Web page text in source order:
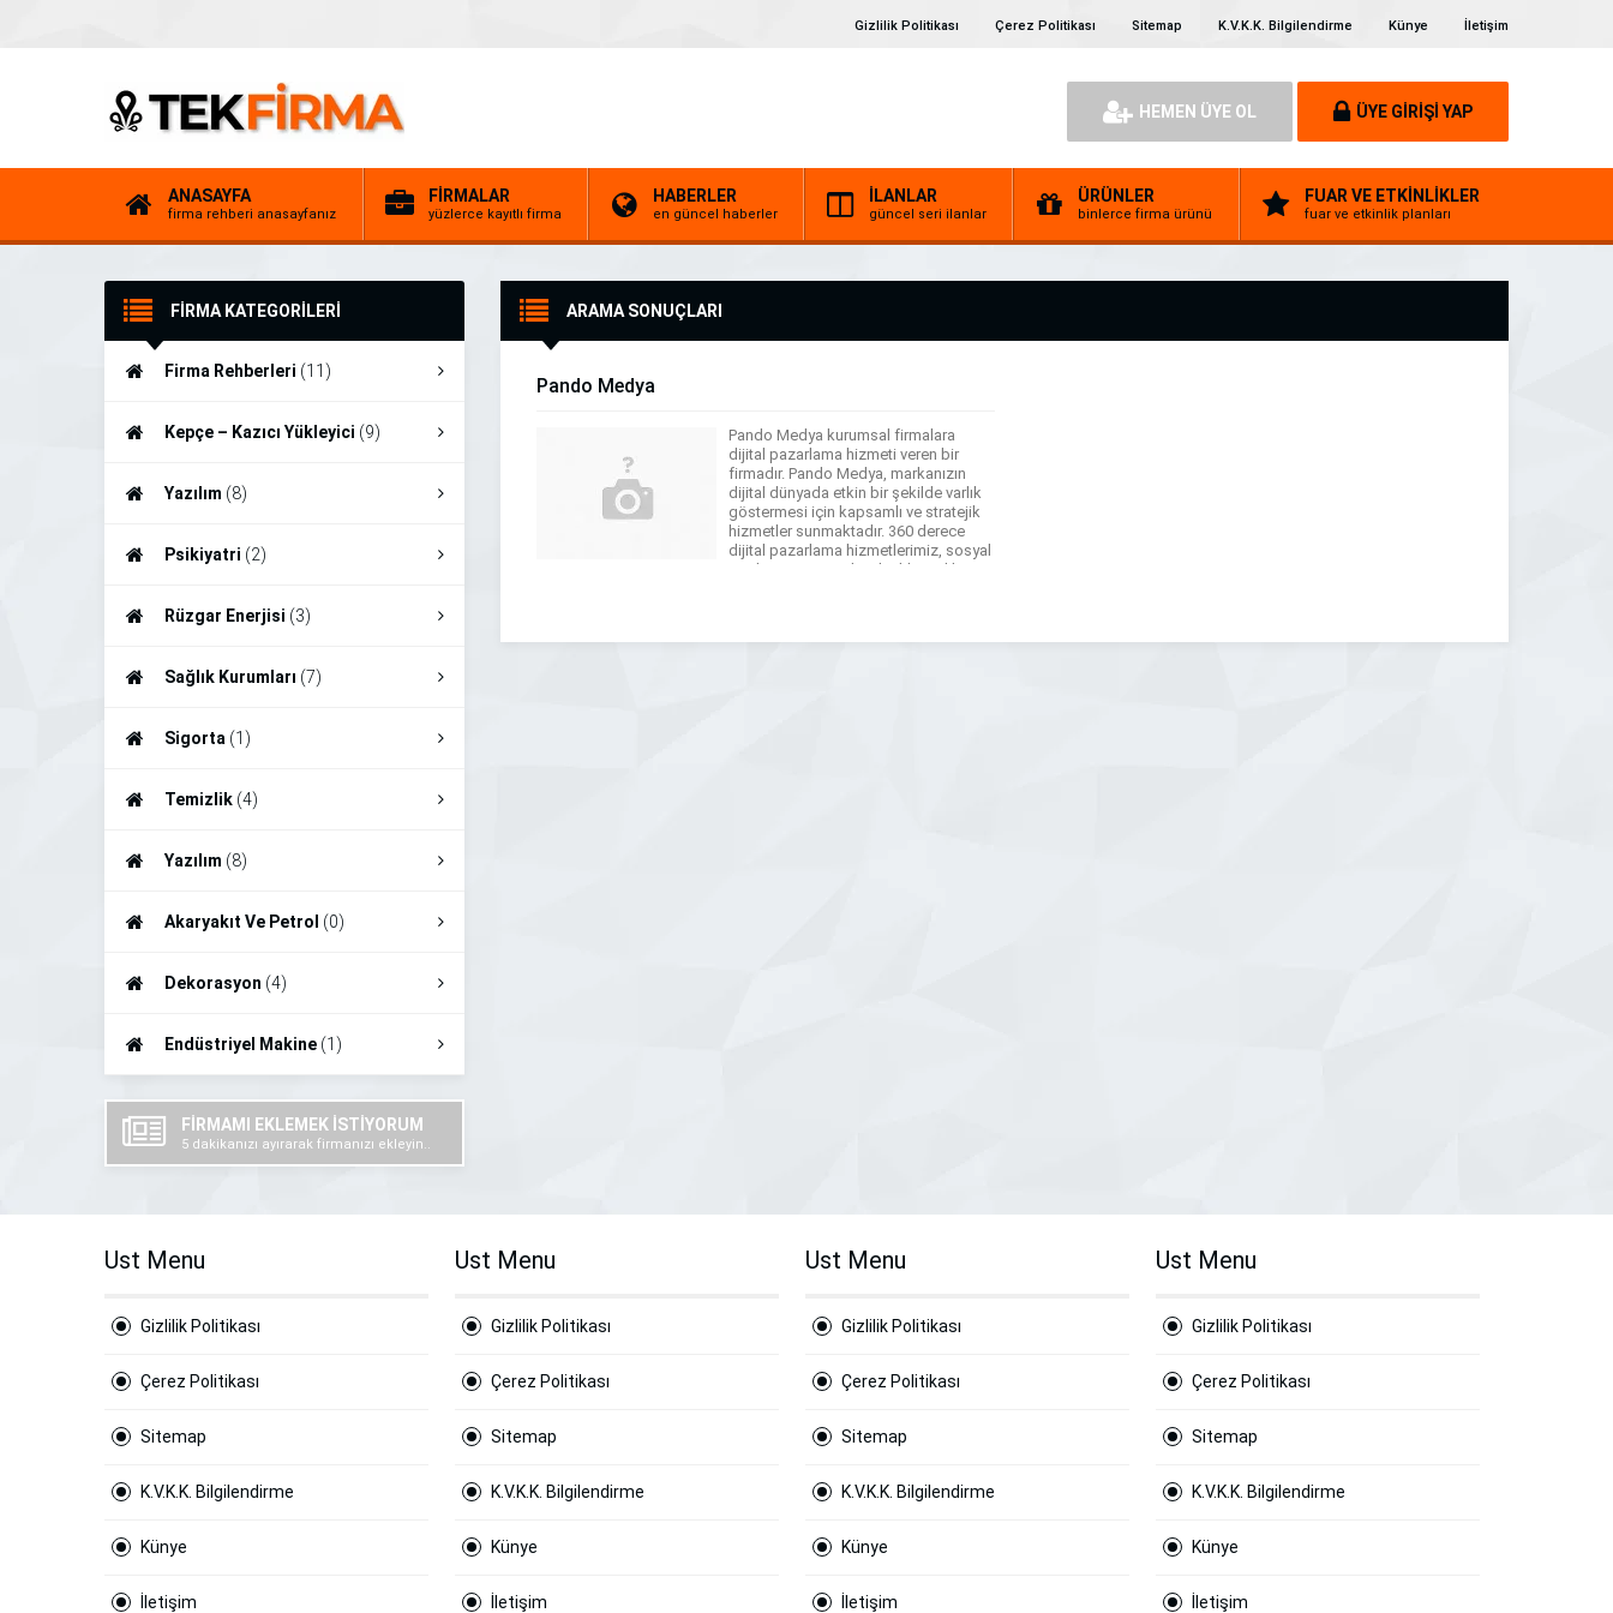
Gizlilik Politikası Çerez Politikası Sitemap K.V.K.K. Bilgilendirme Künye İletişim
HEMEN ÜYE OL ÜYE GİRİŞİ YAP
ANASAYFA
firma rehberi anasayfanız
FİRMALAR
yüzlerce kayıtlı firma
HABERLER
en güncel haberler
İLANLAR
güncel seri ilanlar
ÜRÜNLER
binlerce firma ürünü
FUAR VE ETKİNLİKLER
fuar ve etkinlik planları
FİRMA KATEGORİLERİ
Firma Rehberleri (11)
Kepçe – Kazıcı Yükleyici (9)
Yazılım (8)
Psikiyatri (2)
Rüzgar Enerjisi (3)
Sağlık Kurumları (7)
Sigorta (1)
Temizlik (4)
Yazılım (8)
Akaryakıt Ve Petrol (0)
Dekorasyon (4)
Endüstriyel Makine (1)
FİRMAMI EKLEMEK İSTİYORUM
5 dakikanızı ayırarak firmanızı ekleyin..
ARAMA SONUÇLARI
Pando Medya
Pando Medya kurumsal firmalara
dijital pazarlama hizmeti veren bir
firmadır. Pando Medya, markanızın
dijital dünyada etkin bir şekilde varlık
göstermesi için kapsamlı ve stratejik
hizmetler sunmaktadır. 360 derece
dijital pazarlama hizmetlerimiz, sosyal
medya yönetimi, dijital reklamcılık,
sağlar. Her dijital kanalda tutarlı bir
Ust Menu
Gizlilik Politikası
Çerez Politikası
Sitemap
K.V.K.K. Bilgilendirme
Künye
İletişim
Ust Menu
Gizlilik Politikası
Çerez Politikası
Sitemap
K.V.K.K. Bilgilendirme
Künye
İletişim
Ust Menu
Gizlilik Politikası
Çerez Politikası
Sitemap
K.V.K.K. Bilgilendirme
Künye
İletişim
Ust Menu
Gizlilik Politikası
Çerez Politikası
Sitemap
K.V.K.K. Bilgilendirme
Künye
İletişim